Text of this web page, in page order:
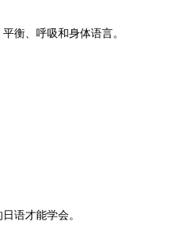
衡、呼吸和身体语言。
语才能学会。